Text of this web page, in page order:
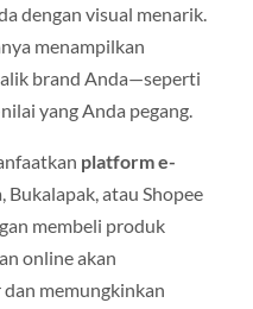
dengan visual menarik.
menampilkan
brand Anda—seperti
yang Anda pegang.
platform e-
Bukalapak, atau Shopee
membeli produk
online akan
memungkinkan